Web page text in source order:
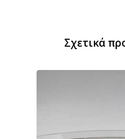
Σχετικά